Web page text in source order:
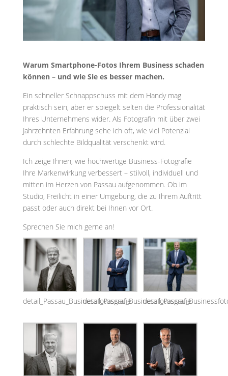
Warum Smartphone-Fotos Ihrem Business schaden
können – und wie Sie es besser machen.
Ein schneller Schnappschuss mit dem Handy mag
praktisch sein, aber er spiegelt selten die Professionalität
Ihres Unternehmens wider. Als Fotografin mit über zwei
Jahrzehnten Erfahrung sehe ich oft, wie viel Potenzial
durch schlechte Bildqualität verschenkt wird.
Ich zeige Ihnen, wie hochwertige Business-Fotografie
Ihre Markenwirkung verbessert – stilvoll, individuell und
mitten im Herzen von Passau aufgenommen. Ob im
Studio, Freilicht in einer Umgebung, die zu Ihrem Auftritt
passt oder auch direkt bei Ihnen vor Ort.
Sprechen Sie mich gerne an!
detail_Passau_Businessfotosgrafiedetail_Passau_Businessfotosgrafie